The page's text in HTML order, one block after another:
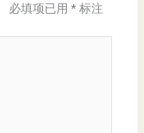
必填项已用 * 标注